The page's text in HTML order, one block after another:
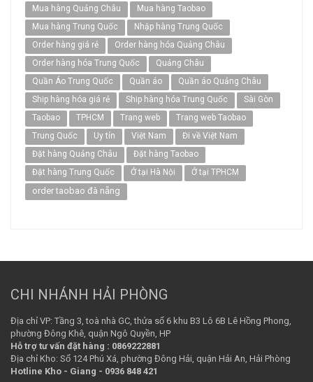
Mua hàng Quảng Châu
Mua hàng Taobao
Mua hàng Trung Quốc
Nhập hàng Trung Quốc
Order hàng giá rẻ
Order hàng hóa Quảng Châu
Order hàng hóa Trung Quốc
Quảng Châu
Quần Áo Trung Quốc
Quần áo
Quần áo Quảng Châu
Ship hàng hóa giá rẻ
Ship hàng hóa Trung Quốc
Sài Gòn
Taobao
TPHCM Trang web
Trang web Taobao
Trung Quốc
Uy tín Việt Nam
Đi về Việt Nam
Đặt hàng Quảng Châu
Đặt hàng Taobao
Đặt hàng Trung Quốc
Ở tại Hà Nội Ở tại TPHCM
order taobao đà nẵng
CHI NHÁNH HẢI PHÒNG
Địa chỉ VP: Tầng 3, toà nhà GC, thửa số 6 khu B3 Lô 6B Lê Hồng Phong,
phường Đông Khê, quận Ngô Quyền, HP
Hỗ trợ tư vấn đặt hàng : 0869222881
Địa chỉ Kho: Số 124 Phú Xá, phường Đông Hải, quận Hải An, Hải Phòng
Hotline Kho - Giang - 0936 848 421